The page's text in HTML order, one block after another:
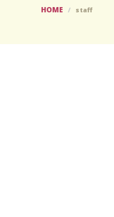
HOME staff